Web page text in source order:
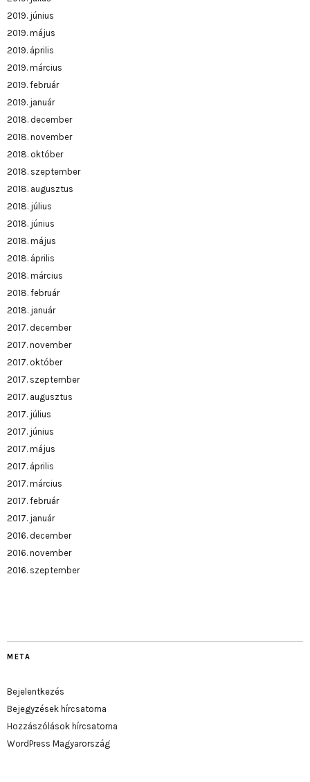
2019. június
2019. május
2019. április
2019. március
2019. február
2019. január
2018. december
2018. november
2018. október
2018. szeptember
2018. augusztus
2018. július
2018. június
2018. május
2018. április
2018. március
2018. február
2018. január
2017. december
2017. november
2017. október
2017. szeptember
2017. augusztus
2017. július
2017. június
2017. május
2017. április
2017. március
2017. február
2017. január
2016. december
2016. november
2016. szeptember
META
Bejelentkezés
Bejegyzések hírcsatorna
Hozzászólások hírcsatorna
WordPress Magyarország